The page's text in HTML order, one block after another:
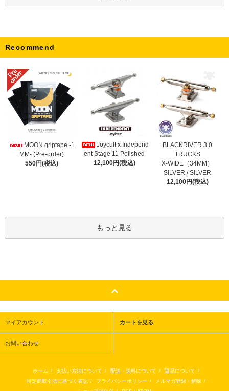
Recommend
MOON griptape -1
MM- (Pre-order)
550円(税込)
Joycult x Independ
ent Stage 11 Polished
12,100円(税込)
BLACKRIVER 3.0
TRUCKS
X-WIDE（34MM）
SILVER / SILVER
12,100円(税込)
もっと見る
マイアカウント カートを見る
お問い合わせ
ホーム / 支払い方法について / 配送・送料について / 返品について /
特定商取引法に基づく表記 / プライバシーポリシー / メルマガ登録・解除 /